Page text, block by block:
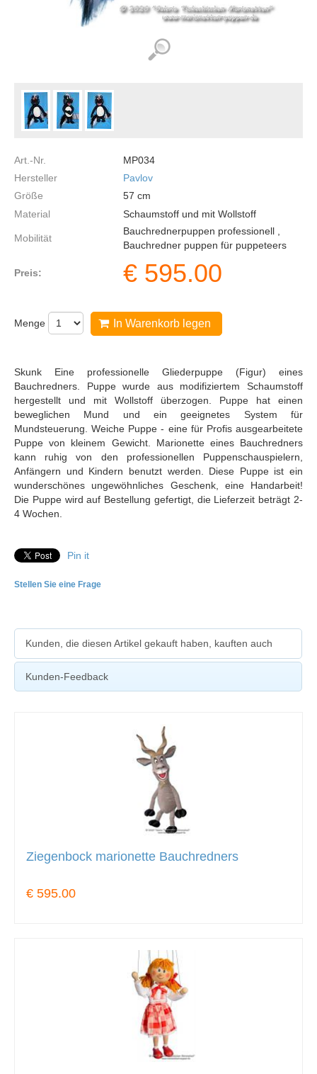
Art.-Nr.
MP034
Hersteller
Pavlov
Größe
57 cm
Material
Schaumstoff und mit Wollstoff
Mobilität
Bauchrednerpuppen professionell ,
Bauchredner puppen für puppeteers
Preis: € 595.00
Menge In Warenkorb legen
Skunk Eine professionelle Gliederpuppe (Figur) eines
Bauchredners. Puppe wurde aus modifiziertem Schaumstoff
hergestellt und mit Wollstoff überzogen. Puppe hat einen
beweglichen Mund und ein geeignetes System für
Mundsteuerung. Weiche Puppe - eine für Profis ausgearbeitete
Puppe von kleinem Gewicht. Marionette eines Bauchredners
kann ruhig von den professionellen Puppenschauspielern,
Anfängern und Kindern benutzt werden. Diese Puppe ist ein
wunderschönes ungewöhnliches Geschenk, eine Handarbeit!
Die Puppe wird auf Bestellung gefertigt, die Lieferzeit beträgt 2-
4 Wochen.
Pin it
Stellen Sie eine Frage
Kunden, die diesen Artikel gekauft haben, kauften auch
Kunden-Feedback
Ziegenbock marionette Bauchredners
€ 595.00